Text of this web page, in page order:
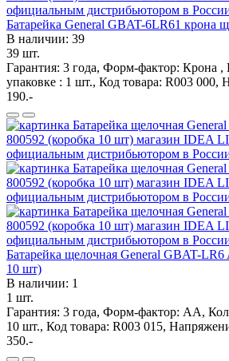
Батарейка General GBAT-6LR61 крона
В наличии: 39
39 шт.
Гарантия: 3 года, Форм-фактор: Крона ,
упаковке : 1 шт., Код товара: R003 000,
190.-
Батарейка щелочная General GBAT-LR6
10 шт)
В наличии: 1
1 шт.
Гарантия: 3 года, Форм-фактор: АА,
10 шт., Код товара: R003 015,
350.-